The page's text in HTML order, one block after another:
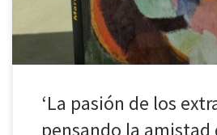
‘La pasión de los
pensando la